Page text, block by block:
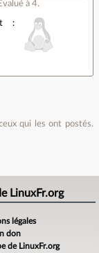
à 4.
:
qui les ont postés.
LinuxFr.org
légales
don
de LinuxFr.org